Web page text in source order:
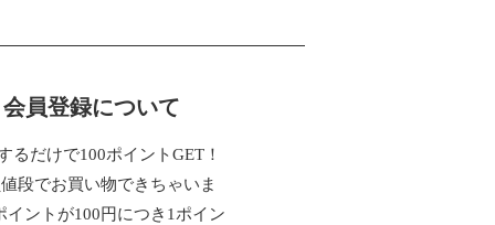
会員登録について
るだけで100ポイントGET！
段でお買い物できちゃいま
イントが100円につき1ポイン